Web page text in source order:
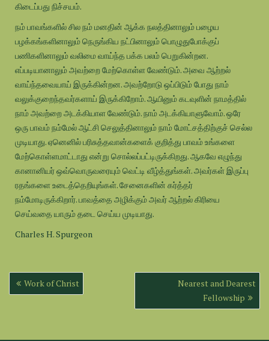
கிடைப்பது நிச்சயம்.
நம் பாவங்களில் சில நம் மனதின் ஆக்க நலத்தினாலும் பழைய
பழக்கங்களினாலும் நெருங்கிய நட்பினாலும் பொழுதுபோக்குப்
பணிகளினாலும் வலிமை வாய்ந்த பக்க பலம் பெறுகின்றன.
எப்படியானாலும் அவற்றை மேற்கொள்ள வேண்டும். அவை ஆற்றல்
வாய்ந்தவையாய் இருக்கின்றன. அவற்றோடு ஒப்பிடும் போது நாம்
வலுக்குறைந்தவர்களாய் இருக்கிறோம். ஆயினும் கடவுளின் நாமத்தில்
நாம் அவற்றை அடக்கியாள வேண்டும். நாம் அடக்கியாளுவோம். ஒரே
ஒரு பாவம் நம்மேல் ஆட்சி செலுத்தினாலும் நாம் மோட்சத்திற்குச் செல்ல
முடியாது. ஏனெனில் பரிசுத்தவான்களைக் குறித்து பாவம் உங்களை
மேற்கொள்ளமாட்டாது என்று சொல்லப்பட்டிருக்கிறது. ஆகவே எழுந்து
கானானியர் ஒவ்வொருவரையும் வெட்டி வீழ்த்துங்கள். அவர்கள் இருப்பு
ரதங்களை உடைத்தெறியுங்கள். சேனைகளின் கர்த்தர்
நம்மோடிருக்கிறார். பாவத்தை அழிக்கும் அவர் ஆற்றல் கிரியை
செய்வதை யாரும் தடை செய்ய முடியாது.
Charles H. Spurgeon
Post
navigation
Work of Christ
Nearest and Dearest
Fellowship